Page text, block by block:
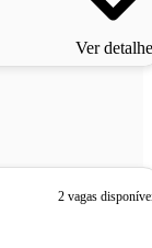
Ver
2 vagas